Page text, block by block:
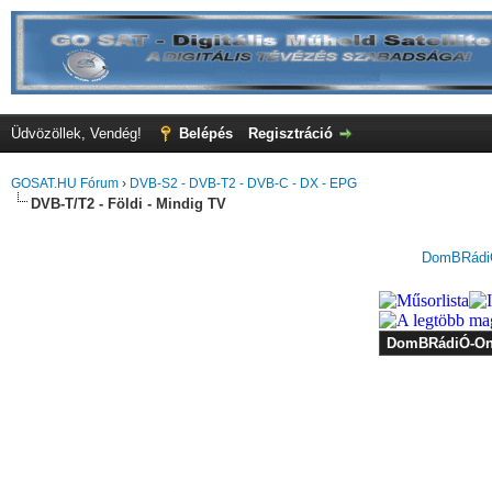
Üdvözöllek, Vendég! Belépés Regisztráció
GOSAT.HU Fórum › DVB-S2 - DVB-T2 - DVB-C - DX - EPG
DVB-T/T2 - Földi - Mindig TV